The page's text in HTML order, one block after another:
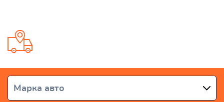
Марка авто